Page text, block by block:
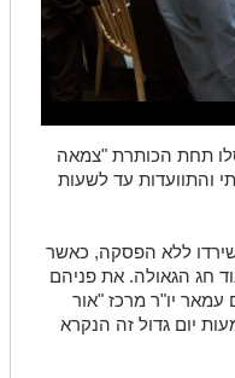
תחת הכותרת "צמאה
והתוועדות עד לשעות
ללא הפסקה, כאשר
חג הגאולה. את פניהם
יו"ר מרכז "אור
יום גדול זה הנקרא